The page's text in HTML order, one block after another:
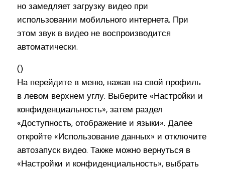
но замедляет загрузку видео при
использовании мобильного интернета. При
этом звук в видео не воспроизводится
автоматически.
()
На перейдите в меню, нажав на свой профиль
в левом верхнем углу. Выберите «Настройки и
конфиденциальность», затем раздел
«Доступность, отображение и языки». Далее
откройте «Использование данных» и отключите
автозапуск видео. Также можно вернуться в
«Настройки и конфиденциальность», выбрать